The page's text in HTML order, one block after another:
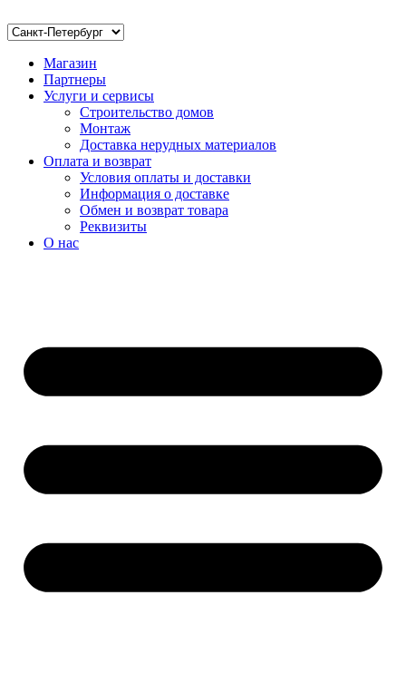
Магазин
Партнеры
Услуги и сервисы
Строительство домов
Монтаж
Доставка нерудных материалов
Оплата и возврат
Условия оплаты и доставки
Информация о доставке
Обмен и возврат товара
Реквизиты
О нас